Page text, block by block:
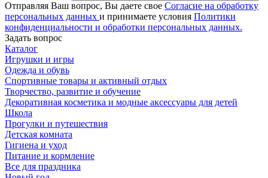
Отправляя Ваш вопрос, Вы даете свое Согласие на обработку
персональных данных и принимаете условия Политики
конфиденциальности и обработки персональных данных.
Задать вопрос
Каталог
Игрушки и игры
Одежда и обувь
Спортивные товары и активный отдых
Творчество, развитие и обучение
Декоративная косметика и модные аксессуары для детей
Школа
Прогулки и путешествия
Детская комната
Гигиена и уход
Питание и кормление
Все для праздника